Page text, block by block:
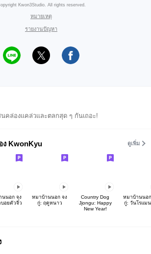
Kwon3Studio. All rights reserved.
หมายเหตุ
รายงานปัญหา
คล่องแคล่วและตลกสุด ๆ กันเถอะ!
ง KwonKyu ดูเพิ่ม
นนอก จง
อยตัวจิ๋ว
หมาบ้านนอก จง
กู่: ฤดูหนาว
Country Dog
Jjongu: Happy
New Year!
หมาบ้านนอ
กู่: วันโรแม